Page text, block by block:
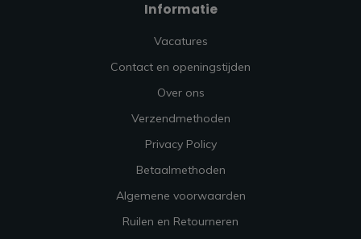
Informatie
Vacatures
Contact en openingstijden
Over ons
Verzendmethoden
Privacy Policy
Betaalmethoden
Algemene voorwaarden
Ruilen en Retourneren